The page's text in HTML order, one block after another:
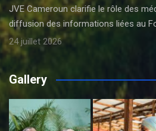
JVE Cameroun clarifie le rôle des
diffusion des informations liées au
24 juillet 2026
Gallery